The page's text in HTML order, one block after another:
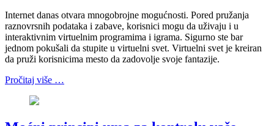
Internet danas otvara mnogobrojne mogućnosti. Pored pružanja
raznovrsnih podataka i zabave, korisnici mogu da uživaju i u
interaktivnim virtuelnim programima i igrama. Sigurno ste bar
jednom pokušali da stupite u virtuelni svet. Virtuelni svet je kreiran
da pruži korisnicima mesto da zadovolje svoje fantazije.
Pročitaj više …